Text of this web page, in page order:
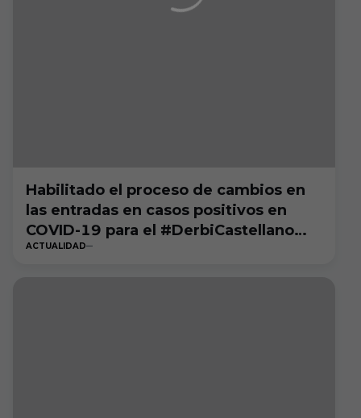
Habilitado el proceso de cambios en
las entradas en casos positivos en
COVID-19 para el #DerbiCastellano
[CERRADO]
ACTUALIDAD